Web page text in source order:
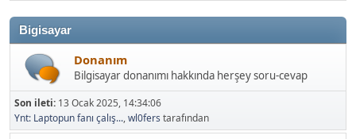
Bigisayar
Donanım
Bilgisayar donanımı hakkında herşey soru-cevap
Son ileti: 13 Ocak 2025, 14:34:06
Ynt: Laptopun fanı çalış...,wl0fers tarafından